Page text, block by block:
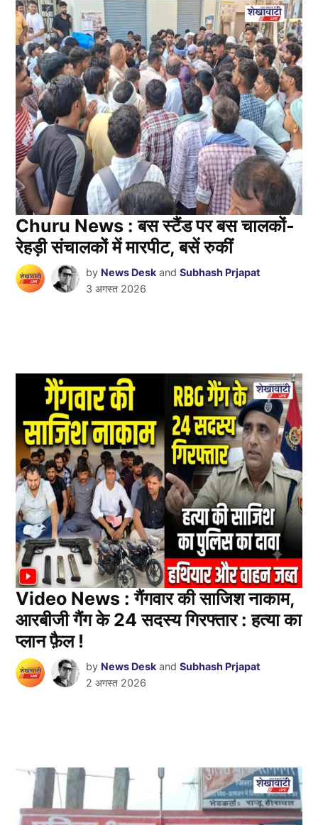
Churu News : बस स्टैंड पर बस चालकों-
रेहड़ी संचालकों में मारपीट, बसें रुकीं
by News Desk andSubhash Prjapat
3 अगस्त 2026
Video News : गैंगवार की साजिश नाकाम,
आरबीजी गैंग के 24 सदस्य गिरफ्तार : हत्या का
प्लान फ़ैल !
by News Desk andSubhash Prjapat
2 अगस्त 2026